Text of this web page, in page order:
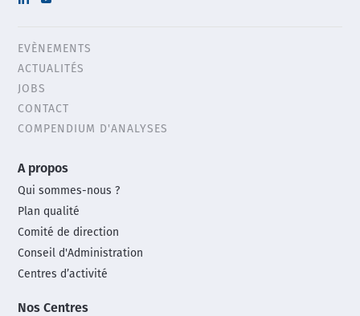
Header
menu
EVÈNEMENTS
ACTUALITÉS
JOBS
CONTACT
COMPENDIUM D'ANALYSES
footer
menu
A propos
Qui sommes-nous ?
Plan qualité
Comité de direction
Conseil d'Administration
Centres d’activité
Nos Centres